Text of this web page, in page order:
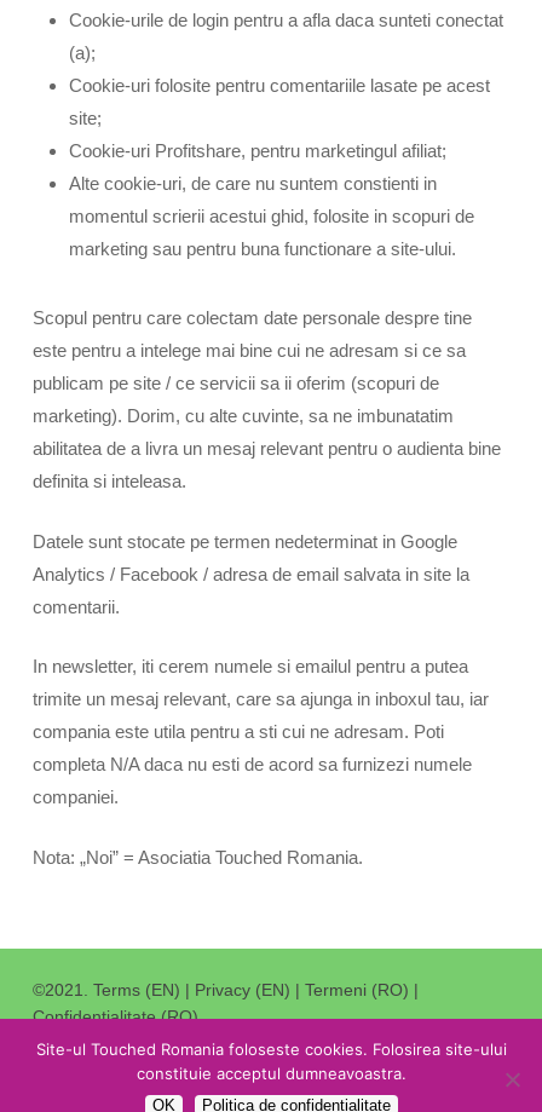
Cookie-urile de login pentru a afla daca sunteti conectat
(a);
Cookie-uri folosite pentru comentariile lasate pe acest
site;
Cookie-uri Profitshare, pentru marketingul afiliat;
Alte cookie-uri, de care nu suntem constienti in
momentul scrierii acestui ghid, folosite in scopuri de
marketing sau pentru buna functionare a site-ului.
Scopul pentru care colectam date personale despre tine
este pentru a intelege mai bine cui ne adresam si ce sa
publicam pe site / ce servicii sa ii oferim (scopuri de
marketing). Dorim, cu alte cuvinte, sa ne imbunatatim
abilitatea de a livra un mesaj relevant pentru o audienta bine
definita si inteleasa.
Datele sunt stocate pe termen nedeterminat in Google
Analytics / Facebook / adresa de email salvata in site la
comentarii.
In newsletter, iti cerem numele si emailul pentru a putea
trimite un mesaj relevant, care sa ajunga in inboxul tau, iar
compania este utila pentru a sti cui ne adresam. Poti
completa N/A daca nu esti de acord sa furnizezi numele
companiei.
Nota: „Noi” = Asociatia Touched Romania.
©2021. Terms (EN) | Privacy (EN) | Termeni (RO) |
Confidentialitate (RO).
Redirectioneaza 3,5% din impozitul catre Stat catre noi.
Site-ul Touched Romania foloseste cookies. Folosirea site-ului
constituie acceptul dumneavoastra.
OK Politica de confidentialitate